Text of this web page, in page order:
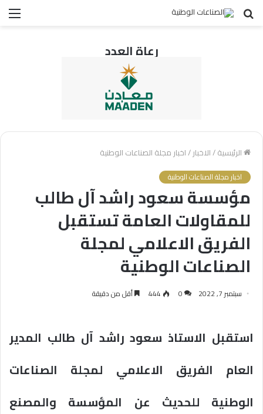
بحث
رعاة العدد
الرئيسية/الاخبار/اخبار مجلة الصناعات الوطنية
اخبار مجلة الصناعات الوطنية
مؤسسة سعود راشد آل طالب
للمقاولات العامة تستقبل
الفريق الاعلامي لمجلة
الصناعات الوطنية
سبتمبر 7, 2022 0
444 أقل من دقيقة
استقبل الاستاذ سعود راشد آل طالب المدير
العام الفريق الاعلامي لمجلة الصناعات
الوطنية للحديث عن المؤسسة والمصنع